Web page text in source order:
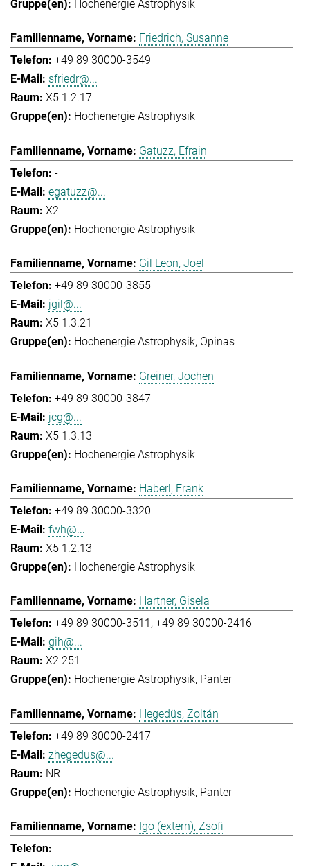
Hochenergie Astrophysik
Friedrich, Susanne
+49 89 30000-3549
sfriedr@...
X5 1.2.17
Hochenergie Astrophysik
Gatuzz, Efrain
-
egatuzz@...
X2 -
Hochenergie Astrophysik
Gil Leon, Joel
+49 89 30000-3855
jgil@...
X5 1.3.21
Hochenergie Astrophysik Opinas
Greiner, Jochen
+49 89 30000-3847
jcg@...
X5 1.3.13
Hochenergie Astrophysik
Haberl, Frank
+49 89 30000-3320
fwh@...
X5 1.2.13
Hochenergie Astrophysik
Hartner, Gisela
+49 89 30000-3511 +49 89 30000-2416
gih@...
X2 251
Hochenergie Astrophysik Panter
Hegedüs, Zoltán
+49 89 30000-2417
zhegedus@...
NR -
Hochenergie Astrophysik Panter
Igo (extern), Zsofi
-